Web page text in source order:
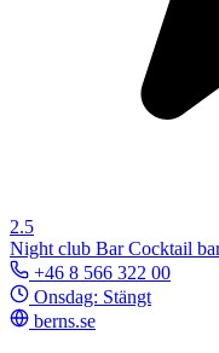
2.5
Night club BarCocktail
+46 8 566 322 00
Onsdag: Stängt
berns.se